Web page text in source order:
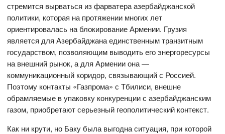
стремится вырваться из фарватера азербайджанской
политики, которая на протяжении многих лет
ориентировалась на блокирование Армении. Грузия
является для Азербайджана единственным транзитным
государством, позволяющим выводить его энергоресурсы
на внешний рынок, а для Армении она —
коммуникационный коридор, связывающий с Россией.
Поэтому контакты «Газпрома» с Тбилиси, внешне
обрамляемые в упаковку конкуренции с азербайджанским
газом, приобретают серьезный геополитический контекст.
Как ни крути, но Баку была выгодна ситуация, при которой